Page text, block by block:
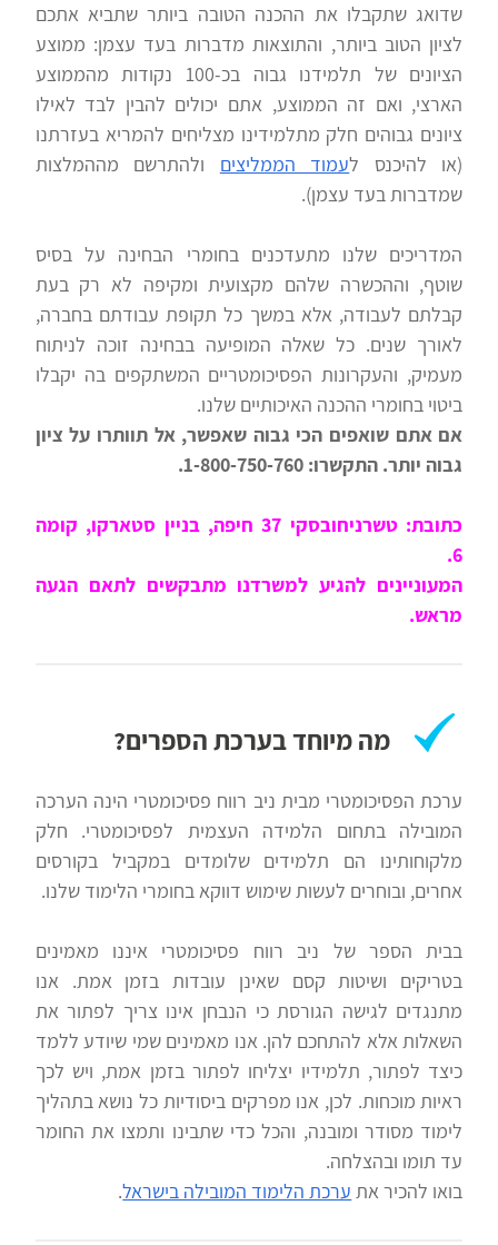
שדואג שתקבלו את ההכנה הטובה ביותר שתביא אתכם
לציון הטוב ביותר, והתוצאות מדברות בעד עצמן: ממוצע
הציונים של תלמידנו גבוה בכ-100 נקודות מהממוצע
הארצי, ואם זה הממוצע, אתם יכולים להבין לבד לאילו
ציונים גבוהים חלק מתלמידינו מצליחים להמריא בעזרתנו
(או להיכנס לעמוד הממליצים ולהתרשם מההמלצות
שמדברות בעד עצמן).
המדריכים שלנו מתעדכנים בחומרי הבחינה על בסיס
שוטף, וההכשרה שלהם מקצועית ומקיפה לא רק בעת
קבלתם לעבודה, אלא במשך כל תקופת עבודתם בחברה,
לאורך שנים. כל שאלה המופיעה בבחינה זוכה לניתוח
מעמיק, והעקרונות הפסיכומטריים המשתקפים בה יקבלו
ביטוי בחומרי ההכנה האיכותיים שלנו.
אם אתם שואפים הכי גבוה שאפשר, אל תוותרו על ציון
גבוה יותר. התקשרו: 1-800-750-760.
כתובת: טשרניחובסקי 37 חיפה, בניין סטארקו, קומה
6.
המעוניינים להגיע למשרדנו מתבקשים לתאם הגעה
מראש.
מה מיוחד בערכת הספרים?
ערכת הפסיכומטרי מבית ניב רווח פסיכומטרי הינה הערכה
המובילה בתחום הלמידה העצמית לפסיכומטרי. חלק
מלקוחותינו הם תלמידים שלומדים במקביל בקורסים
אחרים, ובוחרים לעשות שימוש דווקא בחומרי הלימוד שלנו.
בבית הספר של ניב רווח פסיכומטרי איננו מאמינים
בטריקים ושיטות קסם שאינן עובדות בזמן אמת. אנו
מתנגדים לגישה הגורסת כי הנבחן אינו צריך לפתור את
השאלות אלא להתחכם להן. אנו מאמינים שמי שיודע ללמד
כיצד לפתור, תלמידיו יצליחו לפתור בזמן אמת, ויש לכך
ראיות מוכחות. לכן, אנו מפרקים ביסודיות כל נושא בתהליך
לימוד מסודר ומובנה, והכל כדי שתבינו ותמצו את החומר
עד תומו ובהצלחה.
בואו להכיר את ערכת הלימוד המובילה בישראל.